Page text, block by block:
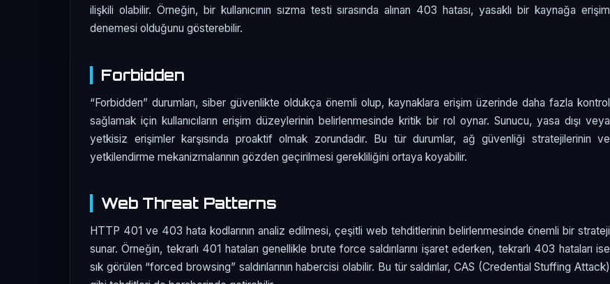
ilişkili olabilir. Örneğin, bir kullanıcının sızma testi sırasında alınan 403 hatası, yasaklı bir kaynağa erişim
denemesi olduğunu gösterebilir.
Forbidden
“Forbidden” durumları, siber güvenlikte oldukça önemli olup, kaynaklara erişim üzerinde daha fazla kontrol
sağlamak için kullanıcıların erişim düzeylerinin belirlenmesinde kritik bir rol oynar. Sunucu, yasa dışı veya
yetkisiz erişimler karşısında proaktif olmak zorundadır. Bu tür durumlar, ağ güvenliği stratejilerinin ve
yetkilendirme mekanizmalarının gözden geçirilmesi gerekliliğini ortaya koyabilir.
Web Threat Patterns
HTTP 401 ve 403 hata kodlarının analiz edilmesi, çeşitli web tehditlerinin belirlenmesinde önemli bir strateji
sunar. Örneğin, tekrarlı 401 hataları genellikle brute force saldırılarını işaret ederken, tekrarlı 403 hataları ise
sık görülen “forced browsing” saldırılarının habercisi olabilir. Bu tür saldırılar, CAS (Credential Stuffing Attack)